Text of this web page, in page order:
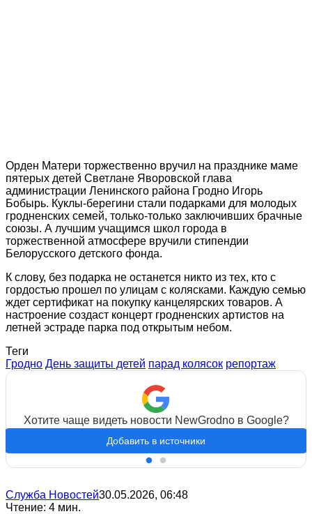
Орден Матери торжественно вручил на празднике маме
пятерых детей Светлане Яворовской глава
администрации Ленинского района Гродно Игорь
Бобырь. Куклы-берегини стали подарками для молодых
гродненских семей, только-только заключивших брачные
союзы. А лучшим учащимся школ города в
торжественной атмосфере вручили стипендии
Белорусского детского фонда.
К слову, без подарка не останется никто из тех, кто с
гордостью прошел по улицам с колясками. Каждую семью
ждет сертификат на покупку канцелярских товаров. А
настроение создаст концерт гродненских артистов на
летней эстраде парка под открытым небом.
Теги
Гродно День защиты детей парад колясок репортаж
Хотите чаще видеть новости NewGrodno в Google?
Добавить в источники
Служба Новостей30.05.2026, 06:48
Чтение: 4 мин.